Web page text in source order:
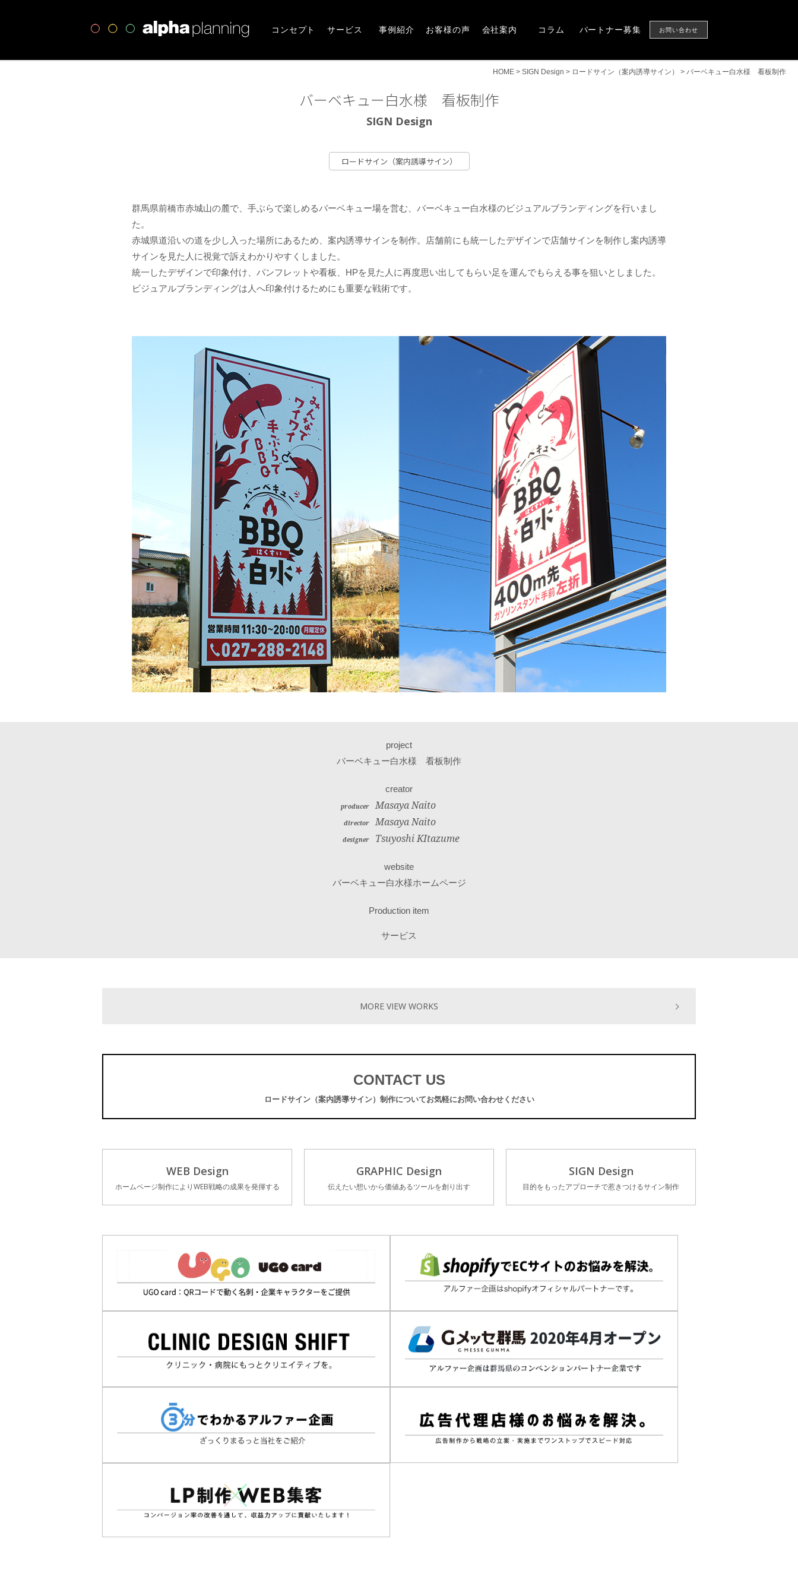
高崎市・前橋市の広告デザインならアルファー企画
コンセプト
サービス
事例紹介
お客様の声
会社案内
コラム
パートナー募集
お問い合わせ
HOME > SIGN Design > ロードサイン（案内誘導サイン） > バーベキュー白水様 看板制作
バーベキュー白水様 看板制作
SIGN Design
ロードサイン（案内誘導サイン）
群馬県前橋市赤城山の麓で、手ぶらで楽しめるバーベキュー場を営む、バーベキュー白水様のビジュアルブランディングを行いまし
た。
赤城県道沿いの道を少し入った場所にあるため、案内誘導サインを制作。店舗前にも統一したデザインで店舗サインを制作し案内誘導
サインを見た人に視覚で訴えわかりやすくしました。
統一したデザインで印象付け、パンフレットや看板、HPを見た人に再度思い出してもらい足を運んでもらえる事を狙いとしました。
ビジュアルブランディングは人へ印象付けるためにも重要な戦術です。
project
バーベキュー白水様 看板制作
creator
producer Masaya Naito
director Masaya Naito
designer Tsuyoshi KItazume
website
バーベキュー白水様ホームページ
Production item
サービス
MORE VIEW WORKS
CONTACT US
ロードサイン（案内誘導サイン）制作についてお気軽にお問い合わせください
WEB Design
ホームページ制作によりWEB戦略の成果を発揮する
GRAPHIC Design
伝えたい想いから価値あるツールを創り出す
SIGN Design
目的をもったアプローチで惹きつけるサイン制作